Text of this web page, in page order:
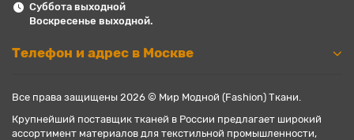
Суббота выходной
Воскресенье выходной.
Телефон и адрес в Москве
Все права защищены 2026 © Мир Модной (Fashion) Ткани.
Крупнейший поставщик тканей в России предлагает широкий
ассортимент материалов для текстильной промышленности,